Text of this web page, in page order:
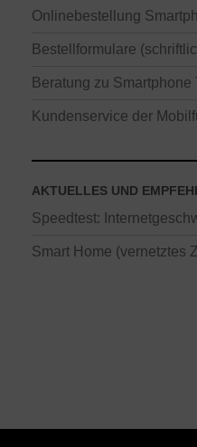
Onlinebestellung
Bestellformulare
Beratung zu Smartphone
Kundenservice der
AKTUELLES UND
Speedtest:
Smart Home (vernetztes